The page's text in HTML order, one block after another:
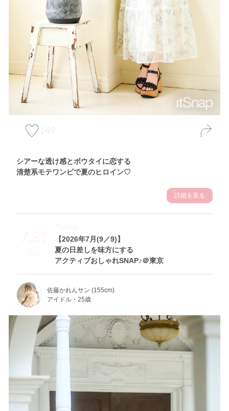
149
シアーな透け感とボウタイに恋する
清楚系モテワンピで夏のヒロイン♡
詳細を見る
7.31
Fri
【2026年7月(9／9)】
夏の日差しを味方にする
アクティブおしゃれSNAP♪＠東京
Theme
佐藤かれんサン (155cm)
アイドル・25歳